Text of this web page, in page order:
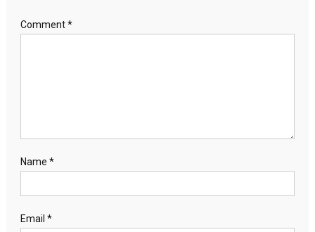
Comment*
Name *
Email *